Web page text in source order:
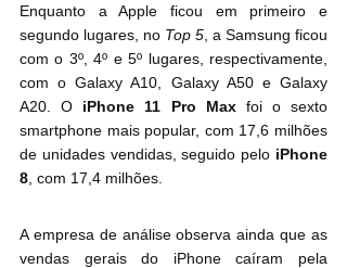
Enquanto a Apple ficou em primeiro e
segundo lugares, no Top 5 , a Samsung ficou
com o 3º, 4º e 5º lugares, respectivamente,
com o Galaxy A10, Galaxy A50 e Galaxy
A20. O iPhone 11 Pro Max foi o sexto
smartphone mais popular, com 17,6 milhões
de unidades vendidas, seguido pelo iPhone
8 , com 17,4 milhões.
A empresa de análise observa ainda que as
vendas gerais do iPhone caíram pela